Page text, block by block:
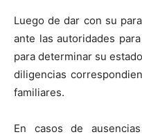
Luego de dar con su
ante las autoridades
para determinar su
diligencias
familiares.
En casos de